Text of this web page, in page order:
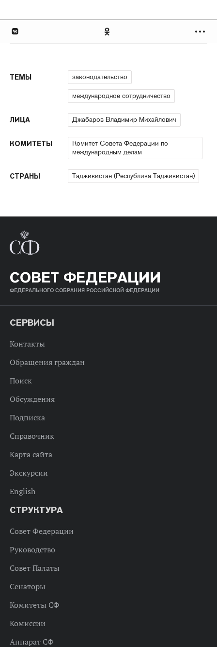
ТЕМЫ законодательство
международное сотрудничество
ЛИЦА Джабаров Владимир Михайлович
КОМИТЕТЫ
Комитет Совета Федерации по
международным делам
СТРАНЫ Таджикистан (Республика Таджикистан)
СОВЕТ ФЕДЕРАЦИИ
ФЕДЕРАЛЬНОГО СОБРАНИЯ РОССИЙСКОЙ ФЕДЕРАЦИИ
СЕРВИСЫ
Контакты
Обращения граждан
Поиск
Обсуждения
Подписка
Справочник
Карта сайта
Экскурсии
English
СТРУКТУРА
Совет Федерации
Руководство
Совет Палаты
Сенаторы
Комитеты СФ
Комиссии
Аппарат СФ